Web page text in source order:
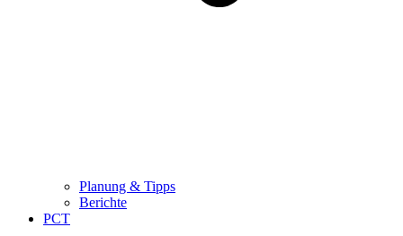
Planung & Tipps
Berichte
PCT